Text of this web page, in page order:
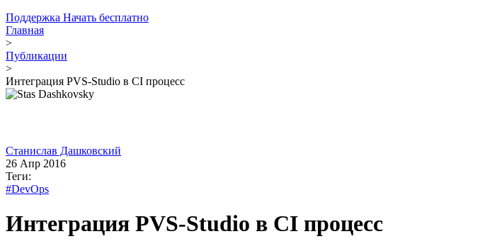
Поддержка Начать бесплатно
Главная
>
Публикации
>
Интеграция PVS-Studio в CI процесс
Станислав Дашковский
26 Апр 2016
Теги:
#DevOps
Интеграция PVS-Studio в CI процесс